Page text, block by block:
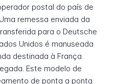
postal do país de
remessa enviada da
para o Deutsche
Unidos é manuseada
destinada à França
Este modelo de
de ponta a ponta